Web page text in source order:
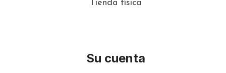
Tienda física
Su cuenta